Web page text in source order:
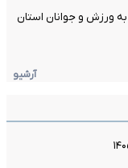
به ورزش و جوانان استان
آرشیو